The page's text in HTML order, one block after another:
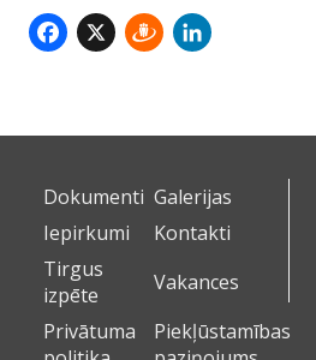
Facebook
X Draugiem
Dokumenti Galerijas
Iepirkumi
Kontakti
Tirgus
izpēte
Vakances
Privātuma
Piekļūstamības